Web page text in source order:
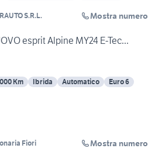
S.R.L. Mostra numero
esprit Alpine MY24 E-Tec...
Km Ibrida Automatico Euro 6
Fiori Mostra numero